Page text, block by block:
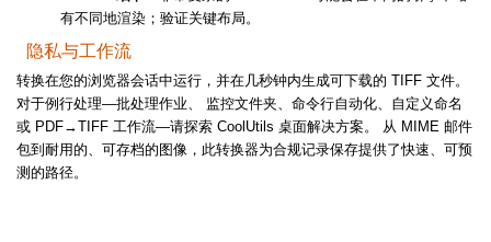
有不同地渲染；验证关键布局。
隐私与工作流
转换在您的浏览器会话中运行，并在几秒钟内生成可下载的 TIFF 文件。
对于例行处理—批处理作业、 监控文件夹、命令行自动化、自定义命名
或 PDF→TIFF 工作流—请探索 CoolUtils 桌面解决方案。 从 MIME 邮件
包到耐用的、可存档的图像，此转换器为合规记录保存提供了快速、可预
测的路径。